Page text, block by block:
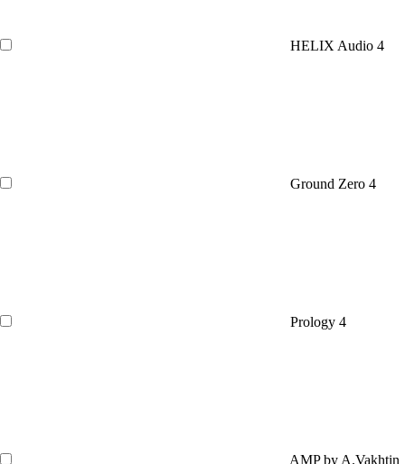
HELIX Audio 4
Ground Zero 4
Prology 4
AMP by A.Vakhtin